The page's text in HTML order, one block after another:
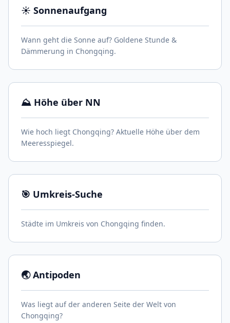
☀️ Sonnenaufgang
Wann geht die Sonne auf? Goldene Stunde &
Dämmerung in Chongqing.
⛰️ Höhe über NN
Wie hoch liegt Chongqing? Aktuelle Höhe über dem
Meeresspiegel.
🎯 Umkreis-Suche
Städte im Umkreis von Chongqing finden.
🌏 Antipoden
Was liegt auf der anderen Seite der Welt von
Chongqing?